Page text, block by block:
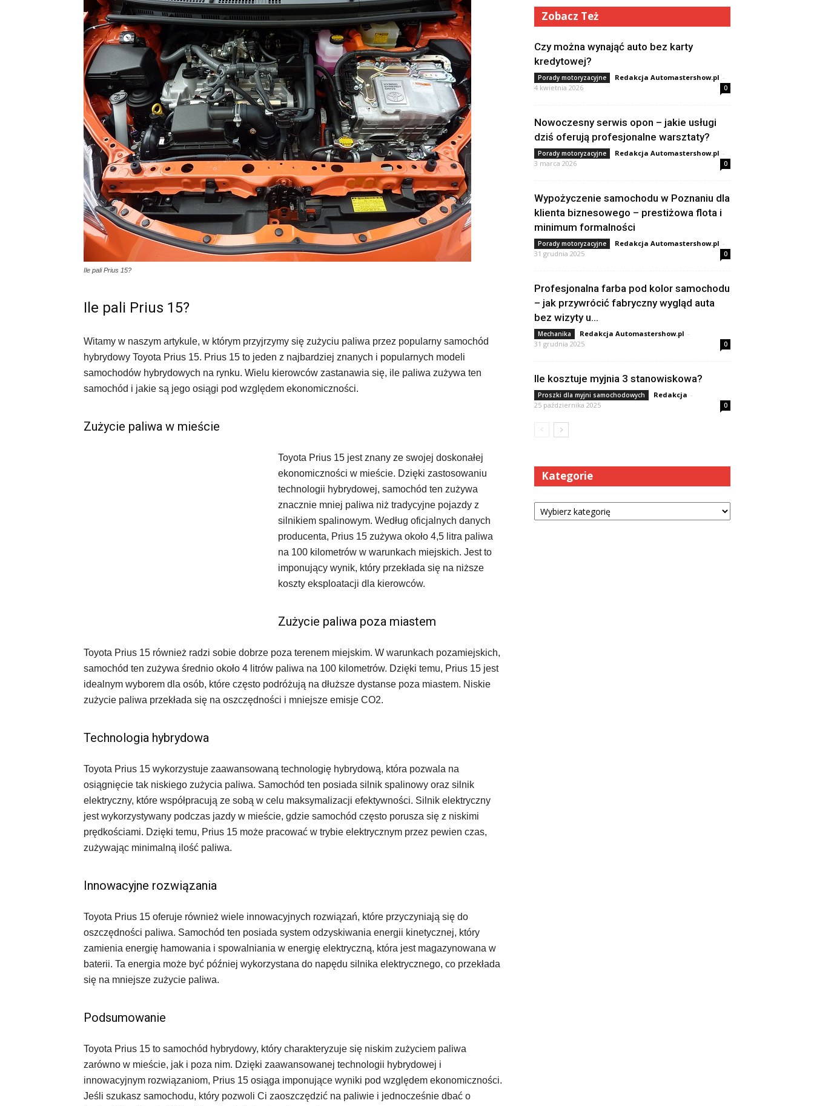
Ile pali Prius 15?
Ile pali Prius 15?
Witamy w naszym artykule, w którym przyjrzymy się zużyciu paliwa przez popularny samochód
hybrydowy Toyota Prius 15. Prius 15 to jeden z najbardziej znanych i popularnych modeli
samochodów hybrydowych na rynku. Wielu kierowców zastanawia się, ile paliwa zużywa ten
samochód i jakie są jego osiągi pod względem ekonomiczności.
Zużycie paliwa w mieście
Toyota Prius 15 jest znany ze swojej doskonałej
ekonomiczności w mieście. Dzięki zastosowaniu
technologii hybrydowej, samochód ten zużywa
znacznie mniej paliwa niż tradycyjne pojazdy z
silnikiem spalinowym. Według oficjalnych danych
producenta, Prius 15 zużywa około 4,5 litra paliwa
na 100 kilometrów w warunkach miejskich. Jest to
imponujący wynik, który przekłada się na niższe
koszty eksploatacji dla kierowców.
Zużycie paliwa poza miastem
Toyota Prius 15 również radzi sobie dobrze poza terenem miejskim. W warunkach pozamiejskich,
samochód ten zużywa średnio około 4 litrów paliwa na 100 kilometrów. Dzięki temu, Prius 15 jest
idealnym wyborem dla osób, które często podróżują na dłuższe dystanse poza miastem. Niskie
zużycie paliwa przekłada się na oszczędności i mniejsze emisje CO2.
Technologia hybrydowa
Toyota Prius 15 wykorzystuje zaawansowaną technologię hybrydową, która pozwala na
osiągnięcie tak niskiego zużycia paliwa. Samochód ten posiada silnik spalinowy oraz silnik
elektryczny, które współpracują ze sobą w celu maksymalizacji efektywności. Silnik elektryczny
jest wykorzystywany podczas jazdy w mieście, gdzie samochód często porusza się z niskimi
prędkościami. Dzięki temu, Prius 15 może pracować w trybie elektrycznym przez pewien czas,
zużywając minimalną ilość paliwa.
Innowacyjne rozwiązania
Toyota Prius 15 oferuje również wiele innowacyjnych rozwiązań, które przyczyniają się do
oszczędności paliwa. Samochód ten posiada system odzyskiwania energii kinetycznej, który
zamienia energię hamowania i spowalniania w energię elektryczną, która jest magazynowana w
baterii. Ta energia może być później wykorzystana do napędu silnika elektrycznego, co przekłada
się na mniejsze zużycie paliwa.
Podsumowanie
Toyota Prius 15 to samochód hybrydowy, który charakteryzuje się niskim zużyciem paliwa
zarówno w mieście, jak i poza nim. Dzięki zaawansowanej technologii hybrydowej i
innowacyjnym rozwiązaniom, Prius 15 osiąga imponujące wyniki pod względem ekonomiczności.
Jeśli szukasz samochodu, który pozwoli Ci zaoszczędzić na paliwie i jednocześnie dbać o
Zobacz Też
Czy można wynająć auto bez karty
kredytowej?
Porady motoryzacyjne Redakcja Automastershow.pl -
4 kwietnia 2026
0
Nowoczesny serwis opon – jakie usługi
dziś oferują profesjonalne warsztaty?
Porady motoryzacyjne Redakcja Automastershow.pl -
3 marca 2026
0
Wypożyczenie samochodu w Poznaniu dla
klienta biznesowego – prestiżowa flota i
minimum formalności
Porady motoryzacyjne Redakcja Automastershow.pl -
31 grudnia 2025
0
Profesjonalna farba pod kolor samochodu
– jak przywrócić fabryczny wygląd auta
bez wizyty u...
Mechanika Redakcja Automastershow.pl -
31 grudnia 2025
0
Ile kosztuje myjnia 3 stanowiskowa?
Proszki dla myjni samochodowych Redakcja -
25 października 2025
0
Kategorie
Kategorie